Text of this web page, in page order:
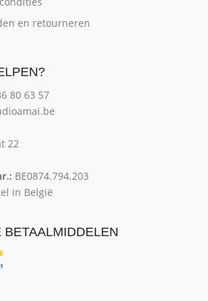
en retourneren
80 63 57
22
BE0874.794.203
in België
BETAALMIDDELEN